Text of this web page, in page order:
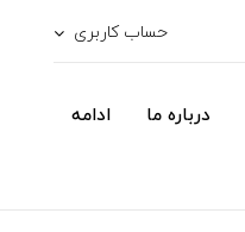
حساب کاربری
درباره ما ادامه